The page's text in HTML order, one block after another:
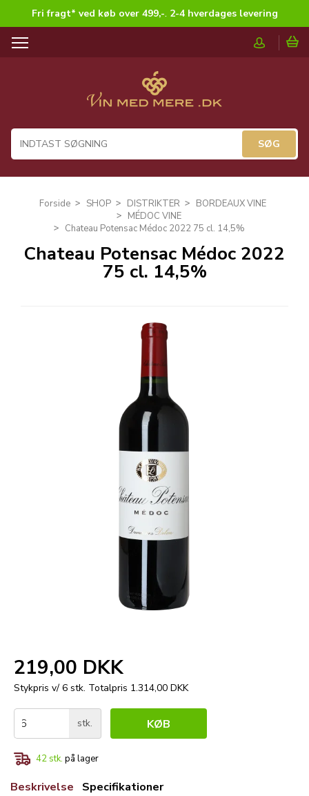
Fri fragt* ved køb over 499,-. 2-4 hverdages levering
T
a
i
o
Forside SHOP DISTRIKTER
BORDEAUX VINE
MÉDOC VINE
Chateau Potensac Médoc 2022 75 cl. 14,5%
Chateau Potensac Médoc 2022
75 cl. 14,5%
219,00 DKK
Stykpris v/ 6 stk. Totalpris 1.314,00 DKK
stk. KØB
42 stk. på lager
Beskrivelse Specifikationer